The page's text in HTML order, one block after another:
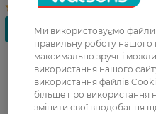
Ми використовуємо
правильну роботу нашого
максимально зручні
використання нашого
використання файлів
більше про використання
змінити свої вподобання